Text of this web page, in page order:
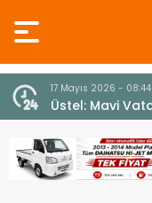
10 Temmuz 2026 -
fenalaşarak